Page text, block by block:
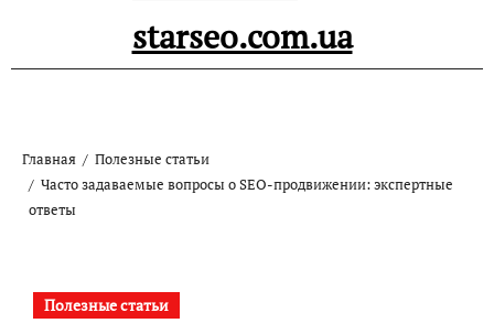
starseo.com.ua
Главная
Полезные статьи
Часто задаваемые вопросы о SEO-продвижении: экспертные
ответы
Полезные статьи